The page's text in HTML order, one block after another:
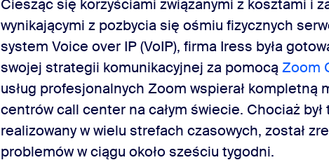
Ciesząc się korzyściami związanymi z kosztami i
wynikającymi z pozbycia się ośmiu fizycznych
system Voice over IP (VoIP), firma Iress była
swojej strategii komunikacyjnej za pomocąZoom
usług profesjonalnych Zoom wspierał kompletną
centrów call center na całym świecie. Chociaż był
realizowany w wielu strefach czasowych, został
problemów w ciągu około sześciu tygodni.